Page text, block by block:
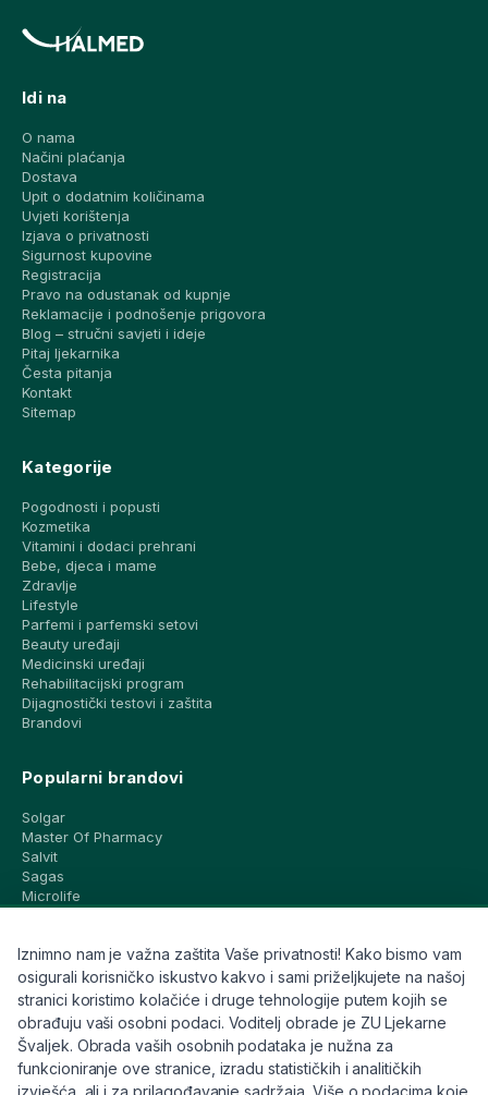
Idi na
O nama
Načini plaćanja
Dostava
Upit o dodatnim količinama
Uvjeti korištenja
Izjava o privatnosti
Sigurnost kupovine
Registracija
Pravo na odustanak od kupnje
Reklamacije i podnošenje prigovora
Blog – stručni savjeti i ideje
Pitaj ljekarnika
Česta pitanja
Kontakt
Sitemap
Kategorije
Pogodnosti i popusti
Kozmetika
Vitamini i dodaci prehrani
Bebe, djeca i mame
Zdravlje
Lifestyle
Parfemi i parfemski setovi
Beauty uređaji
Medicinski uređaji
Rehabilitacijski program
Dijagnostički testovi i zaštita
Brandovi
Popularni brandovi
Solgar
Master Of Pharmacy
Salvit
Sagas
Microlife
CeraVe
Eucerin
Avene
Bioderma
Svi brandovi
Info
Iznimno nam je važna zaštita Vaše privatnosti! Kako bismo vam
osigurali korisničko iskustvo kakvo i sami priželjkujete na našoj
stranici koristimo kolačiće i druge tehnologije putem kojih se
obrađuju vaši osobni podaci. Voditelj obrade je ZU Ljekarne
Švaljek. Obrada vaših osobnih podataka je nužna za
funkcioniranje ove stranice, izradu statističkih i analitičkih
izvješća, ali i za prilagođavanje sadržaja. Više o podacima koje